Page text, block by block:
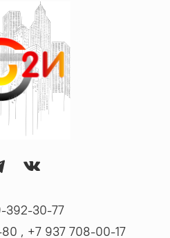
392-30-77
, ‪+7 937 708-00-17